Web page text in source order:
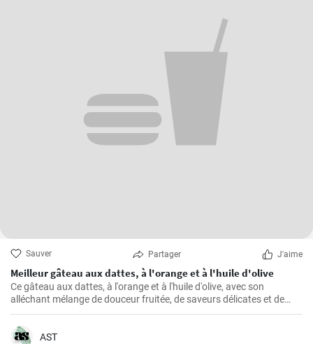
Sauver Partager J'aime
Meilleur gâteau aux dattes, à l'orange et à l'huile d'olive
Ce gâteau aux dattes, à l'orange et à l'huile d'olive, avec son
alléchant mélange de douceur fruitée, de saveurs délicates et de
texture moelleuse, ne manque jamais de rendre toute occasion
spéciale.
AST